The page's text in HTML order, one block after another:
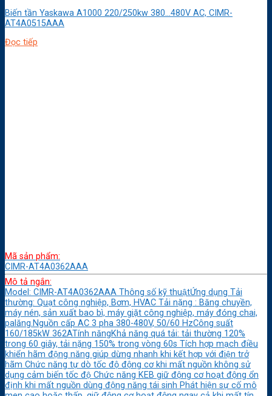
Biến tần Yaskawa A1000 220/250kw 380…480V AC, CIMR-
AT4A0515AAA
Đọc tiếp
Mã sản phẩm:
CIMR-AT4A0362AAA
Mô tả ngắn:
Model: CIMR-AT4A0362AAA Thông số kỹ thuậtỨng dụng Tải
thường: Quạt công nghiệp, Bơm, HVAC Tải nặng : Băng chuyền,
máy nén, sản xuất bao bì, máy giặt công nghiệp, máy đóng chai,
palăng.Nguồn cấp AC 3 pha 380-480V, 50/60 HzCông suất
160/185kW 362ATính năngKhả năng quá tải: tải thường 120%
trong 60 giây, tải nặng 150% trong vòng 60s Tích hợp mạch điều
khiển hãm động năng giúp dừng nhanh khi kết hợp với điện trở
hãm Chức năng tự dò tốc độ động cơ khi mất nguồn không sử
dụng cảm biến tốc độ Chức năng KEB giữ động cơ hoạt động ổn
định khi mất nguồn dùng động năng tái sinh Phát hiện sự cố mô